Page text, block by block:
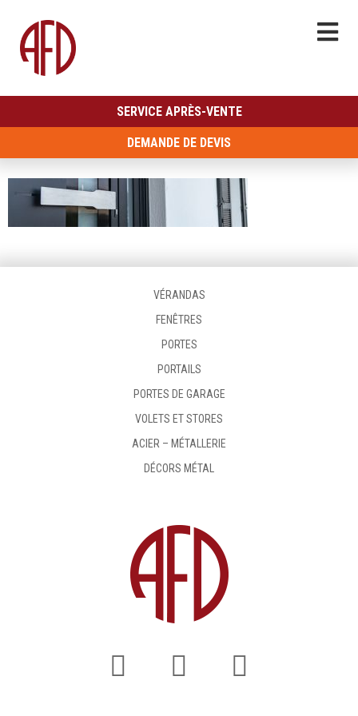
SERVICE APRÈS-VENTE
DEMANDE DE DEVIS
VÉRANDAS
FENÊTRES
PORTES
PORTAILS
PORTES DE GARAGE
VOLETS ET STORES
ACIER – MÉTALLERIE
DÉCORS MÉTAL